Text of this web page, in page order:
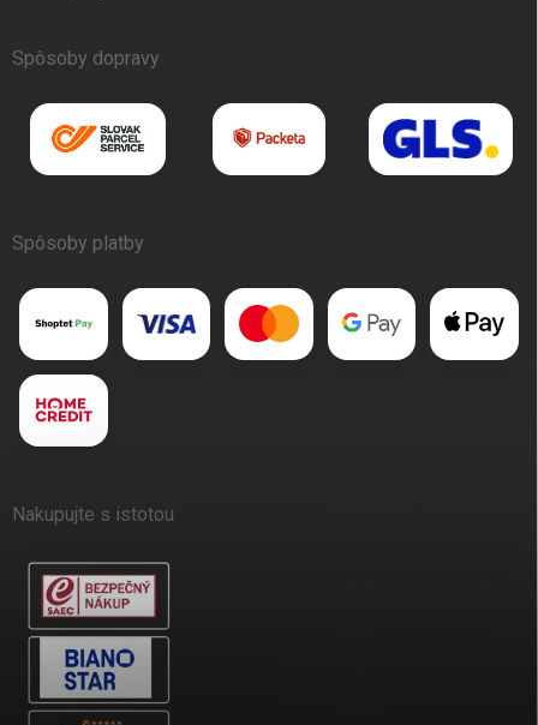
Spôsoby dopravy
Spôsoby platby
Nakupujte s istotou